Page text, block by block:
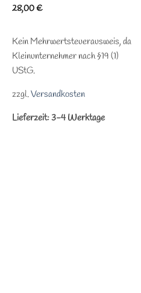
28,00€
Kein Mehrwertsteuerausweis, da
Kleinunternehmer nach §19 (1)
UStG.
zzgl.Versandkosten
Lieferzeit:3-4 Werktage